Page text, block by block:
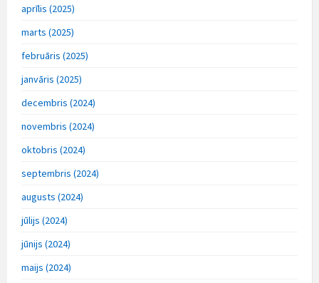
aprīlis (2025)
marts (2025)
februāris (2025)
janvāris (2025)
decembris (2024)
novembris (2024)
oktobris (2024)
septembris (2024)
augusts (2024)
jūlijs (2024)
jūnijs (2024)
maijs (2024)